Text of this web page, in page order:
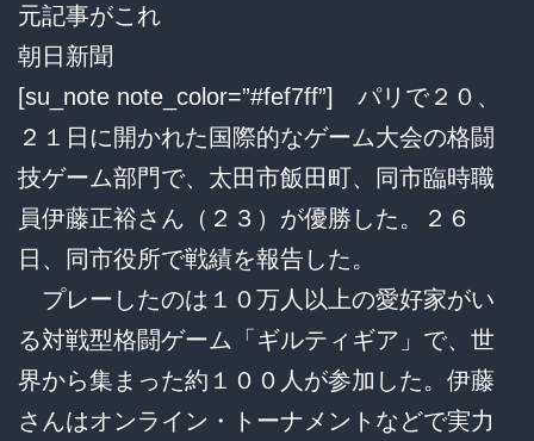
元記事がこれ
朝日新聞
[su_note note_color=”#fef7ff”] パリで２０、
２１日に開かれた国際的なゲーム大会の格闘
技ゲーム部門で、太田市飯田町、同市臨時職
員伊藤正裕さん（２３）が優勝した。２６
日、同市役所で戦績を報告した。
プレーしたのは１０万人以上の愛好家がい
る対戦型格闘ゲーム「ギルティギア」で、世
界から集まった約１００人が参加した。伊藤
さんはオンライン・トーナメントなどで実力